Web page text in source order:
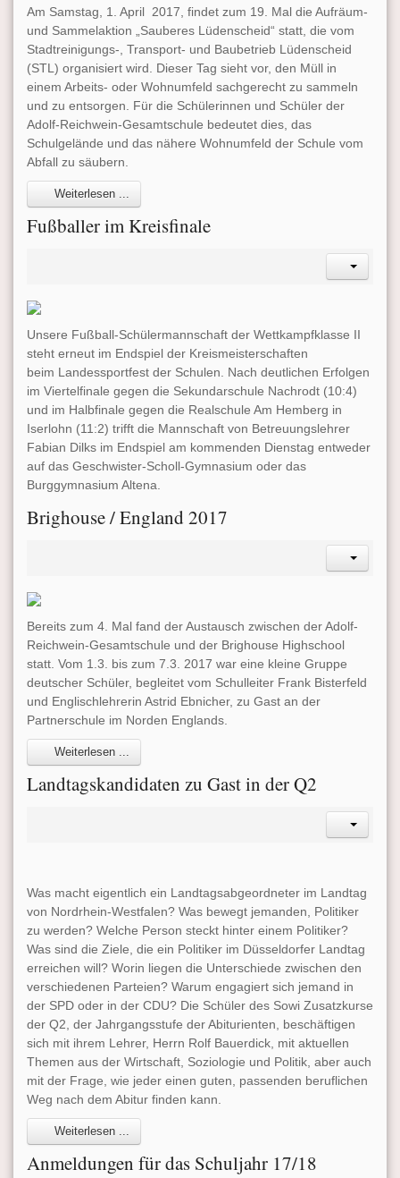
Am Samstag, 1. April 2017, findet zum 19. Mal die Aufräum-
und Sammelaktion „Sauberes Lüdenscheid“ statt, die vom
Stadtreinigungs-, Transport- und Baubetrieb Lüdenscheid
(STL) organisiert wird. Dieser Tag sieht vor, den Müll in
einem Arbeits- oder Wohnumfeld sachgerecht zu sammeln
und zu entsorgen. Für die Schülerinnen und Schüler der
Adolf-Reichwein-Gesamtschule bedeutet dies, das
Schulgelände und das nähere Wohnumfeld der Schule vom
Abfall zu säubern.
Weiterlesen ...
Fußballer im Kreisfinale
Unsere Fußball-Schülermannschaft der Wettkampfklasse II
steht erneut im Endspiel der Kreismeisterschaften
beim Landessportfest der Schulen. Nach deutlichen Erfolgen
im Viertelfinale gegen die Sekundarschule Nachrodt (10:4)
und im Halbfinale gegen die Realschule Am Hemberg in
Iserlohn (11:2) trifft die Mannschaft von Betreuungslehrer
Fabian Dilks im Endspiel am kommenden Dienstag entweder
auf das Geschwister-Scholl-Gymnasium oder das
Burggymnasium Altena.
Brighouse / England 2017
Bereits zum 4. Mal fand der Austausch zwischen der Adolf-
Reichwein-Gesamtschule und der Brighouse Highschool
statt. Vom 1.3. bis zum 7.3. 2017 war eine kleine Gruppe
deutscher Schüler, begleitet vom Schulleiter Frank Bisterfeld
und Englischlehrerin Astrid Ebnicher, zu Gast an der
Partnerschule im Norden Englands.
Weiterlesen ...
Landtagskandidaten zu Gast in der Q2
Was macht eigentlich ein Landtagsabgeordneter im Landtag
von Nordrhein-Westfalen? Was bewegt jemanden, Politiker
zu werden? Welche Person steckt hinter einem Politiker?
Was sind die Ziele, die ein Politiker im Düsseldorfer Landtag
erreichen will? Worin liegen die Unterschiede zwischen den
verschiedenen Parteien? Warum engagiert sich jemand in
der SPD oder in der CDU? Die Schüler des Sowi Zusatzkurse
der Q2, der Jahrgangsstufe der Abiturienten, beschäftigen
sich mit ihrem Lehrer, Herrn Rolf Bauerdick, mit aktuellen
Themen aus der Wirtschaft, Soziologie und Politik, aber auch
mit der Frage, wie jeder einen guten, passenden beruflichen
Weg nach dem Abitur finden kann.
Weiterlesen ...
Anmeldungen für das Schuljahr 17/18